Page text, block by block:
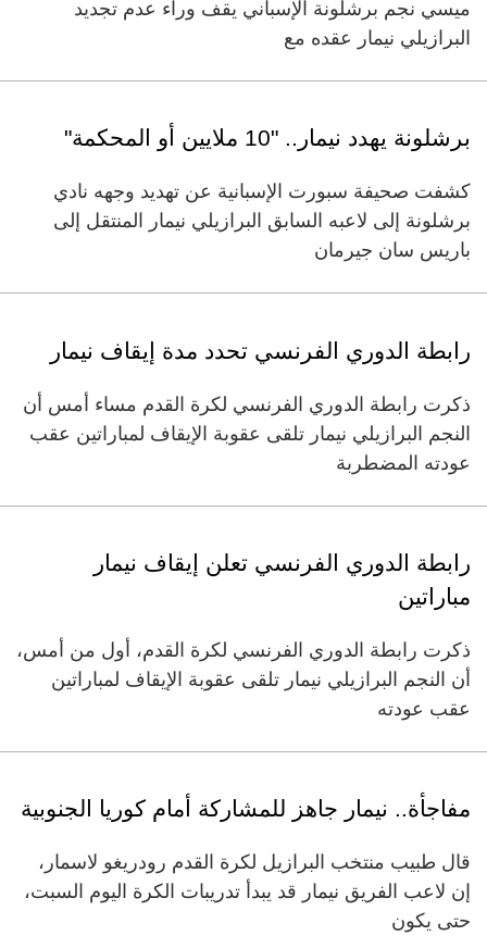
ميسي نجم برشلونة الإسباني يقف وراء عدم تجديد
البرازيلي نيمار عقده مع
برشلونة يهدد نيمار.. "10 ملايين أو المحكمة"
كشفت صحيفة سبورت الإسبانية عن تهديد وجهه نادي
برشلونة إلى لاعبه السابق البرازيلي نيمار المنتقل إلى
باريس سان جيرمان
رابطة الدوري الفرنسي تحدد مدة إيقاف نيمار
ذكرت رابطة الدوري الفرنسي لكرة القدم مساء أمس أن
النجم البرازيلي نيمار تلقى عقوبة الإيقاف لمباراتين عقب
عودته المضطربة
رابطة الدوري الفرنسي تعلن إيقاف نيمار
مباراتين
ذكرت رابطة الدوري الفرنسي لكرة القدم، أول من أمس،
أن النجم البرازيلي نيمار تلقى عقوبة الإيقاف لمباراتين
عقب عودته
مفاجأة.. نيمار جاهز للمشاركة أمام كوريا الجنوبية
قال طبيب منتخب البرازيل لكرة القدم رودريغو لاسمار،
إن لاعب الفريق نيمار قد يبدأ تدريبات الكرة اليوم السبت،
حتى يكون